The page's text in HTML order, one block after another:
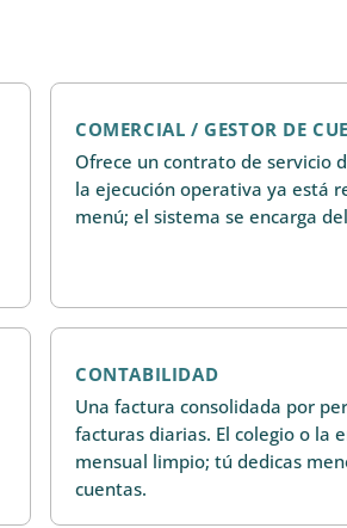
COMERCIAL / GESTOR DE
Ofrece un contrato de servicio
la ejecución operativa ya está
menú; el sistema se encarga
CONTABILIDAD
Una factura consolidada por
facturas diarias. El colegio o la
mensual limpio; tú dedicas
cuentas.